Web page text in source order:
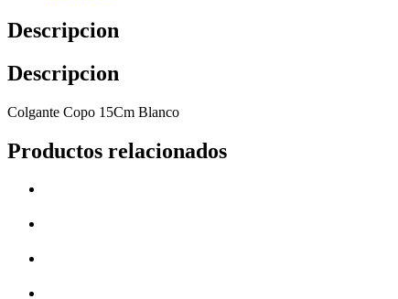
Descripcion
Descripcion
Colgante Copo 15Cm Blanco
Productos relacionados